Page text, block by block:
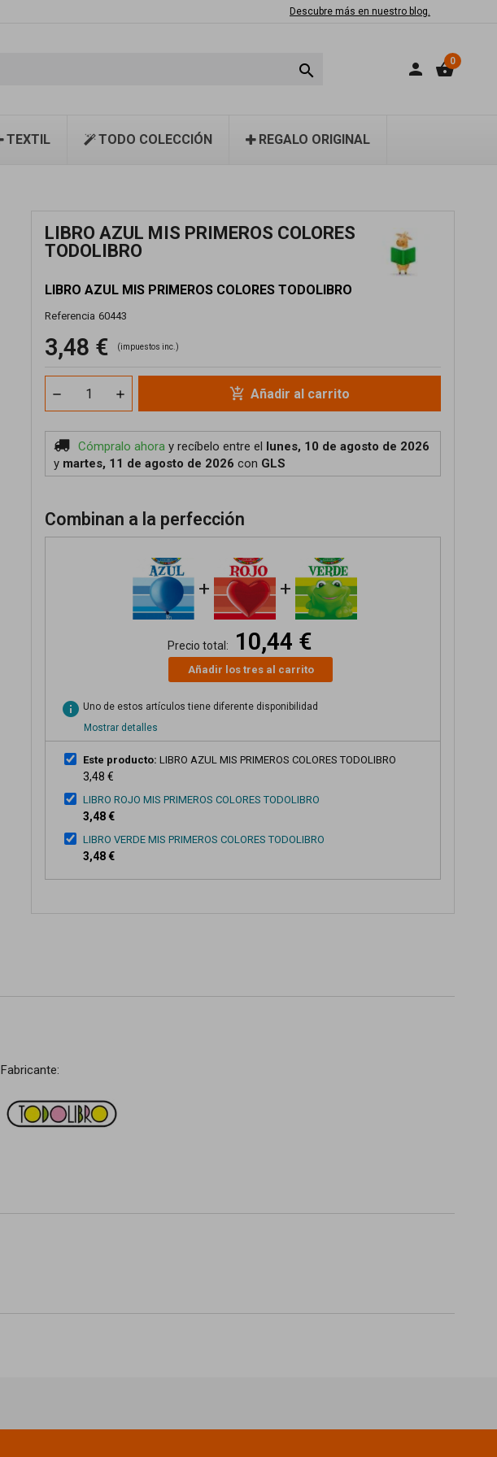
Descubre más en nuestro blog.
 person shopping_basket0
TEXTIL TODO COLECCIÓN REGALO ORIGINAL
LIBRO AZUL MIS PRIMEROS COLORES
TODOLIBRO
LIBRO AZUL MIS PRIMEROS COLORES TODOLIBRO
Referencia 60443
3,48 € (impuestos inc.)
add_shopping_cart Añadir al carrito
Cómpralo ahoray recíbeloentre el lunes, 10 de agosto de 2026
y martes, 11 de agosto de 2026 con GLS
Combinan a la perfección
+ +
Precio total: 10,44 €
Añadir los tres al carrito
info Uno de estos artículos tiene diferente disponibilidad
Mostrar detalles
Este producto: LIBRO AZUL MIS PRIMEROS COLORES TODOLIBRO
3,48 €
LIBRO ROJO MIS PRIMEROS COLORES TODOLIBRO
3,48 €
LIBRO VERDE MIS PRIMEROS COLORES TODOLIBRO
3,48 €
Fabricante: